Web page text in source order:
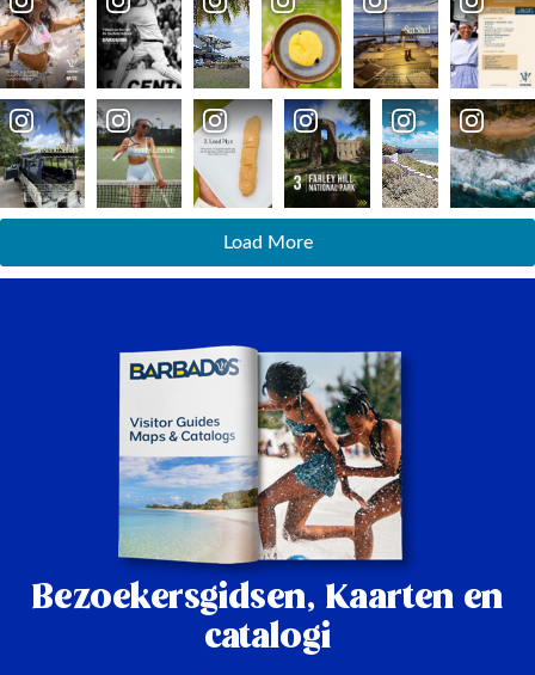
Load More
Bezoekersgidsen, Kaarten en
catalogi